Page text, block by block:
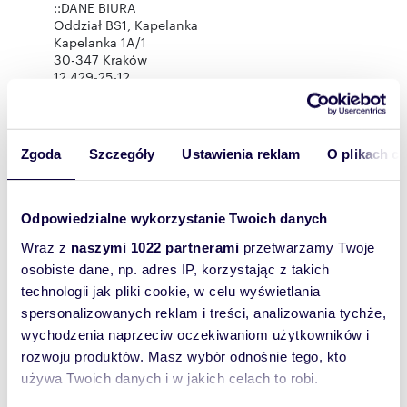
Zgoda Szczegóły Ustawienia reklam O plikach
Odpowiedzialne wykorzystanie Twoich danych
Wraz z naszymi 1022 partnerami przetwarzamy Twoje
osobiste dane, np. adres IP, korzystając z takich
technologii jak pliki cookie, w celu wyświetlania
spersonalizowanych reklam i treści, analizowania tychże,
wychodzenia naprzeciw oczekiwaniom użytkowników i
rozwoju produktów. Masz wybór odnośnie tego, kto
używa Twoich danych i w jakich celach to robi.
::DANE BIURA
Oddział BS1, Kapelanka
Kapelanka 1A/1
30-347 Kraków
12 429-25-12
Rozwiń opis
Liczba
pokoi:
3
Powierzchni
a całkowita:
47,30 m2
Lokalizacja: województwo:małopolskie
powiat:
Kraków
miejscowość:
Krakówulica:Słomiana
Podobne oferty w tej lokalizacji